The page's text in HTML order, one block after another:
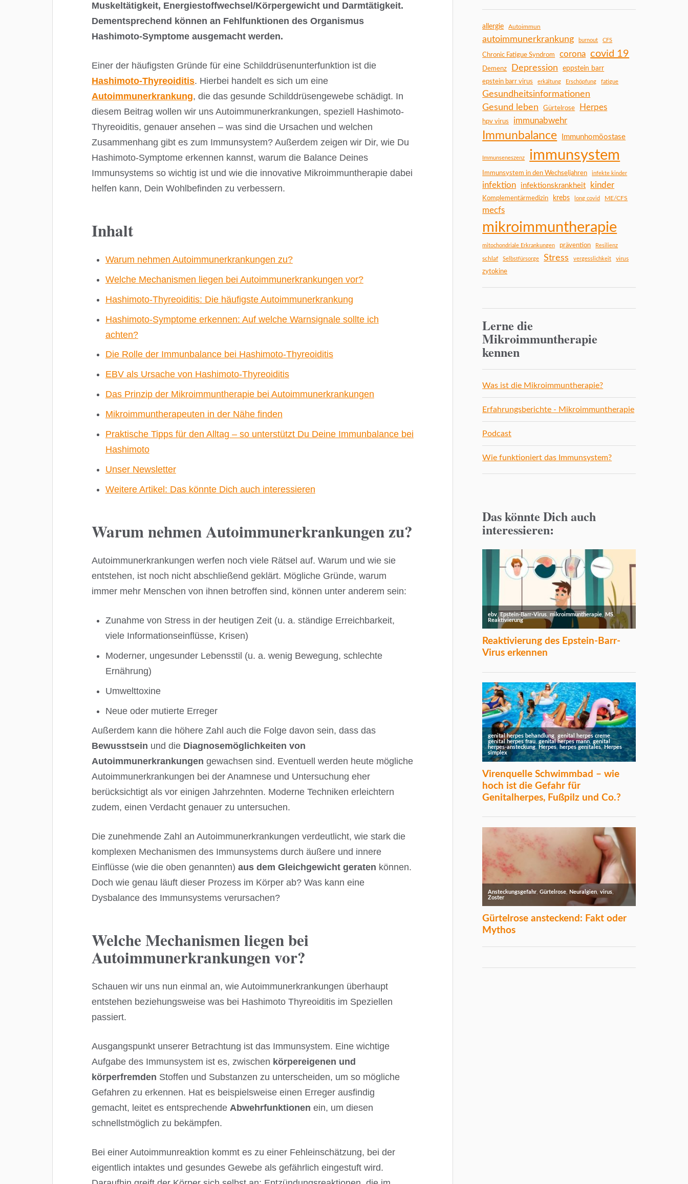
Muskeltätigkeit, Energiestoffwechsel/Körpergewicht und Darmtätigkeit.
Dementsprechend können an Fehlfunktionen des Organismus
Hashimoto-Symptome ausgemacht werden.
Einer der häufigsten Gründe für eine Schilddrüsenunterfunktion ist die
Hashimoto-Thyreoiditis. Hierbei handelt es sich um eine
Autoimmunerkrankung, die das gesunde Schilddrüsengewebe schädigt. In
diesem Beitrag wollen wir uns Autoimmunerkrankungen, speziell Hashimoto-
Thyreoiditis, genauer ansehen – was sind die Ursachen und welchen
Zusammenhang gibt es zum Immunsystem? Außerdem zeigen wir Dir, wie Du
Hashimoto-Symptome erkennen kannst, warum die Balance Deines
Immunsystems so wichtig ist und wie die innovative Mikroimmuntherapie dabei
helfen kann, Dein Wohlbefinden zu verbessern.
Inhalt
Warum nehmen Autoimmunerkrankungen zu?
Welche Mechanismen liegen bei Autoimmunerkrankungen vor?
Hashimoto-Thyreoiditis: Die häufigste Autoimmunerkrankung
Hashimoto-Symptome erkennen: Auf welche Warnsignale sollte ich
achten?
Die Rolle der Immunbalance bei Hashimoto-Thyreoiditis
EBV als Ursache von Hashimoto-Thyreoiditis
Das Prinzip der Mikroimmuntherapie bei Autoimmunerkrankungen
Mikroimmuntherapeuten in der Nähe finden
Praktische Tipps für den Alltag – so unterstützt Du Deine Immunbalance bei
Hashimoto
Unser Newsletter
Weitere Artikel: Das könnte Dich auch interessieren
Warum nehmen Autoimmunerkrankungen zu?
Autoimmunerkrankungen werfen noch viele Rätsel auf. Warum und wie sie
entstehen, ist noch nicht abschließend geklärt. Mögliche Gründe, warum
immer mehr Menschen von ihnen betroffen sind, können unter anderem sein:
Zunahme von Stress in der heutigen Zeit (u. a. ständige Erreichbarkeit,
viele Informationseinflüsse, Krisen)
Moderner, ungesunder Lebensstil (u. a. wenig Bewegung, schlechte
Ernährung)
Umwelttoxine
Neue oder mutierte Erreger
Außerdem kann die höhere Zahl auch die Folge davon sein, dass das
Bewusstsein und die Diagnosemöglichkeiten von
Autoimmunerkrankungen gewachsen sind. Eventuell werden heute mögliche
Autoimmunerkrankungen bei der Anamnese und Untersuchung eher
berücksichtigt als vor einigen Jahrzehnten. Moderne Techniken erleichtern
zudem, einen Verdacht genauer zu untersuchen.
Die zunehmende Zahl an Autoimmunerkrankungen verdeutlicht, wie stark die
komplexen Mechanismen des Immunsystems durch äußere und innere
Einflüsse (wie die oben genannten)aus dem Gleichgewicht geraten können.
Doch wie genau läuft dieser Prozess im Körper ab? Was kann eine
Dysbalance des Immunsystems verursachen?
Welche Mechanismen liegen bei
Autoimmunerkrankungen vor?
Schauen wir uns nun einmal an, wie Autoimmunerkrankungen überhaupt
entstehen beziehungsweise was bei Hashimoto Thyreoiditis im Speziellen
passiert.
Ausgangspunkt unserer Betrachtung ist das Immunsystem. Eine wichtige
Aufgabe des Immunsystem ist es, zwischen körpereigenen und
körperfremden Stoffen und Substanzen zu unterscheiden, um so mögliche
Gefahren zu erkennen. Hat es beispielsweise einen Erreger ausfindig
gemacht, leitet es entsprechende Abwehrfunktionen ein, um diesen
schnellstmöglich zu bekämpfen.
Bei einer Autoimmunreaktion kommt es zu einer Fehleinschätzung, bei der
eigentlich intaktes und gesundes Gewebe als gefährlich eingestuft wird.
allergie Autoimmun
autoimmunerkrankung burnout CFS
Chronic Fatigue Syndrom corona covid 19
Demenz Depression
eppstein barr
epstein barr virus
erkältung Erschöpfung fatigue
Gesundheitsinformationen
Gesund leben Gürtelrose Herpes
hpv virus immunabwehr
Immunbalance Immunhomöostase
Immunseneszenz immunsystem
Immunsystem in den Wechseljahren infekte kinder
infektion infektionskrankheit kinder
Komplementärmedizin krebs long covid ME/CFS
mecfs
mikroimmuntherapie
mitochondriale Erkrankungen prävention Resilienz
schlaf Selbstfürsorge Stress vergesslichkeit virus
zytokine
Lerne die
Mikroimmuntherapie
kennen
Was ist die Mikroimmuntherapie?
Erfahrungsberichte - Mikroimmuntherapie
Podcast
Wie funktioniert das Immunsystem?
Das könnte Dich auch
interessieren: